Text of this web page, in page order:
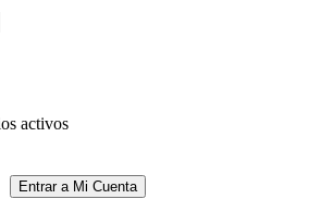
activos
Entrar a Mi Cuenta